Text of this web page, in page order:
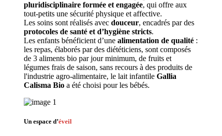
pluridisciplinaire formée et engagée, qui offre aux
tout-petits une sécurité physique et affective.
Les soins sont réalisés avec douceur
protocoles de santé et d’hygiène stricts.
Les enfants bénéficient d’une alimentation de qualité :
les repas, élaborés par des diététiciens, sont composés
de 3 aliments bio par jour minimum, de fruits et
légumes frais de saison, sans recours à des produits de
l'industrie agro-alimentaire, le lait infantile Gallia
Calisma Bio a été choisi pour les bébés.
Un espace d’éveil